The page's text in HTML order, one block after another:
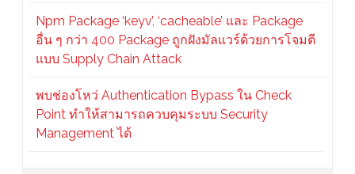
Npm Package ‘keyv’, ‘cacheable’ และ Package
อื่น ๆ กว่า 400 Package ถูกฝังมัลแวร์ด้วยการโจมตี
แบบ Supply Chain Attack
พบช่องโหว่ Authentication Bypass ใน Check
Point ทำให้สามารถควบคุมระบบ Security
Management ได้